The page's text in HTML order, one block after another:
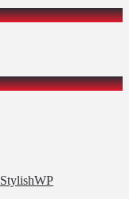
StylishWP